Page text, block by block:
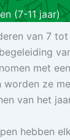
(7-11 jaar)
van 7
met
worden ze
van het
hebben